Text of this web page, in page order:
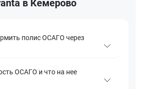
в Кемерово
полис ОСАГО через
ОСАГО и что на нее